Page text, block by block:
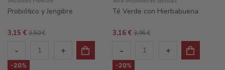
Probiótico y Jengibre
3,15 € 3,50 €
Té Verde con Hierbabuena
3,16 € 3,95 €
-20% -20%